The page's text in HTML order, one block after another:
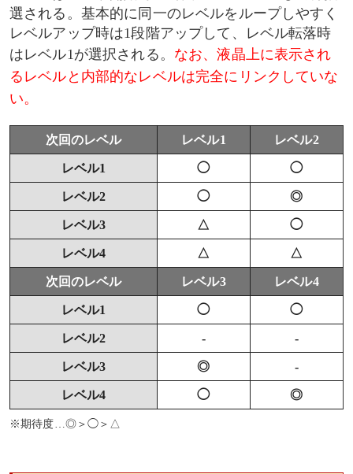
選される。基本的に同一のレベルをループしやすく
レベルアップ時は1段階アップして、レベル転落時
はレベル1が選択される。 なお、液晶上に表示され
るレベルと内部的なレベルは完全にリンクしていな
い。
次回のレベル レベル1 レベル2
レベル1 ◯ ◯
レベル2 ◯ ◎
レベル3 △ ◯
レベル4 △ △
次回のレベル レベル3 レベル4
レベル1 ◯ ◯
レベル2 - -
レベル3 ◎ -
レベル4 ◯ ◎
※期待度…◎＞◯＞△